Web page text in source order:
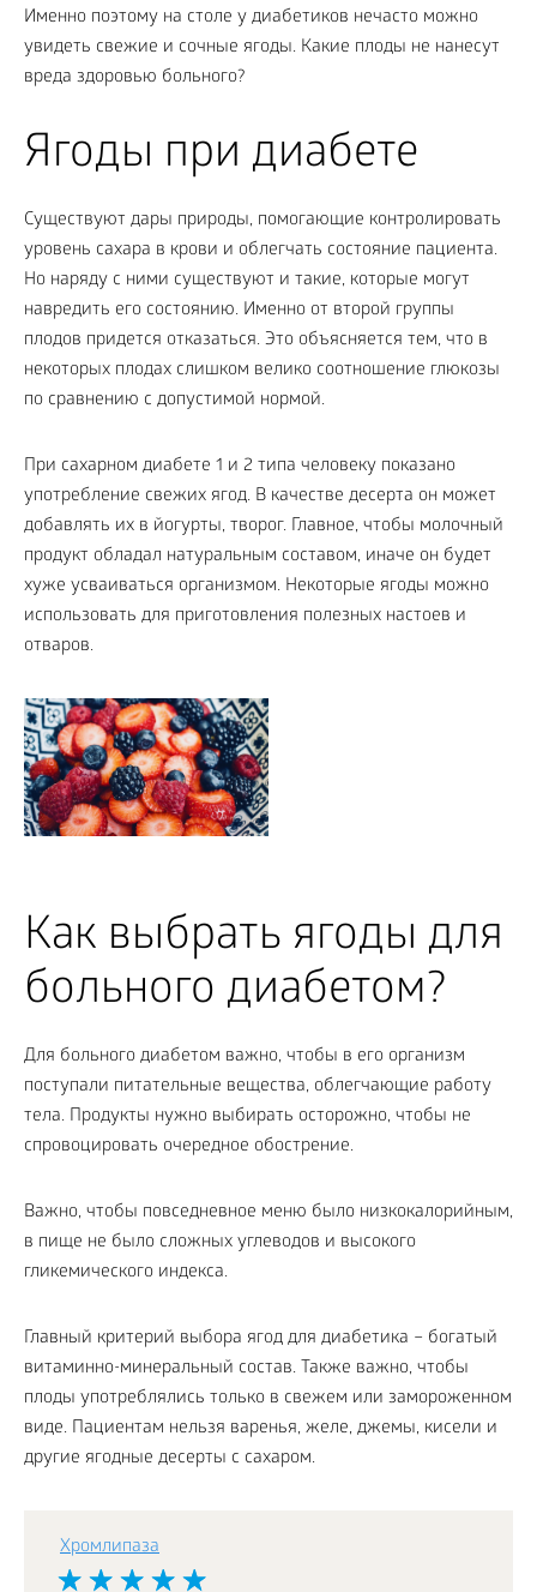
Именно поэтому на столе у диабетиков нечасто можно
увидеть свежие и сочные ягоды. Какие плоды не нанесут
вреда здоровью больного?
Ягоды при диабете
Существуют дары природы, помогающие контролировать
уровень сахара в крови и облегчать состояние пациента.
Но наряду с ними существуют и такие, которые могут
навредить его состоянию. Именно от второй группы
плодов придется отказаться. Это объясняется тем, что в
некоторых плодах слишком велико соотношение глюкозы
по сравнению с допустимой нормой.
При сахарном диабете 1 и 2 типа человеку показано
употребление свежих ягод. В качестве десерта он может
добавлять их в йогурты, творог. Главное, чтобы молочный
продукт обладал натуральным составом, иначе он будет
хуже усваиваться организмом. Некоторые ягоды можно
использовать для приготовления полезных настоев и
отваров.
Как выбрать ягоды для
больного диабетом?
Для больного диабетом важно, чтобы в его организм
поступали питательные вещества, облегчающие работу
тела. Продукты нужно выбирать осторожно, чтобы не
спровоцировать очередное обострение.
Важно, чтобы повседневное меню было низкокалорийным,
в пище не было сложных углеводов и высокого
гликемического индекса.
Главный критерий выбора ягод для диабетика – богатый
витаминно-минеральный состав. Также важно, чтобы
плоды употреблялись только в свежем или замороженном
виде. Пациентам нельзя варенья, желе, джемы, кисели и
другие ягодные десерты с сахаром.
Хромлипаза